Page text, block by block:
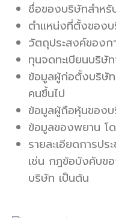
ชื่อของบริษัทสำหรั
ตำแหน่งที่ตั้งของ
วัตถุประสงค์ของ
ทุนจดทะเบียนบริษั
ข้อมูลผู้ก่อตั้งบริษั
คนขึ้นไป
ข้อมูลผู้ถือหุ้นของ
ข้อมูลของพยาน โ
รายละเอียดการป
เช่น กฎข้อบังคับข
บริษัท เป็นต้น